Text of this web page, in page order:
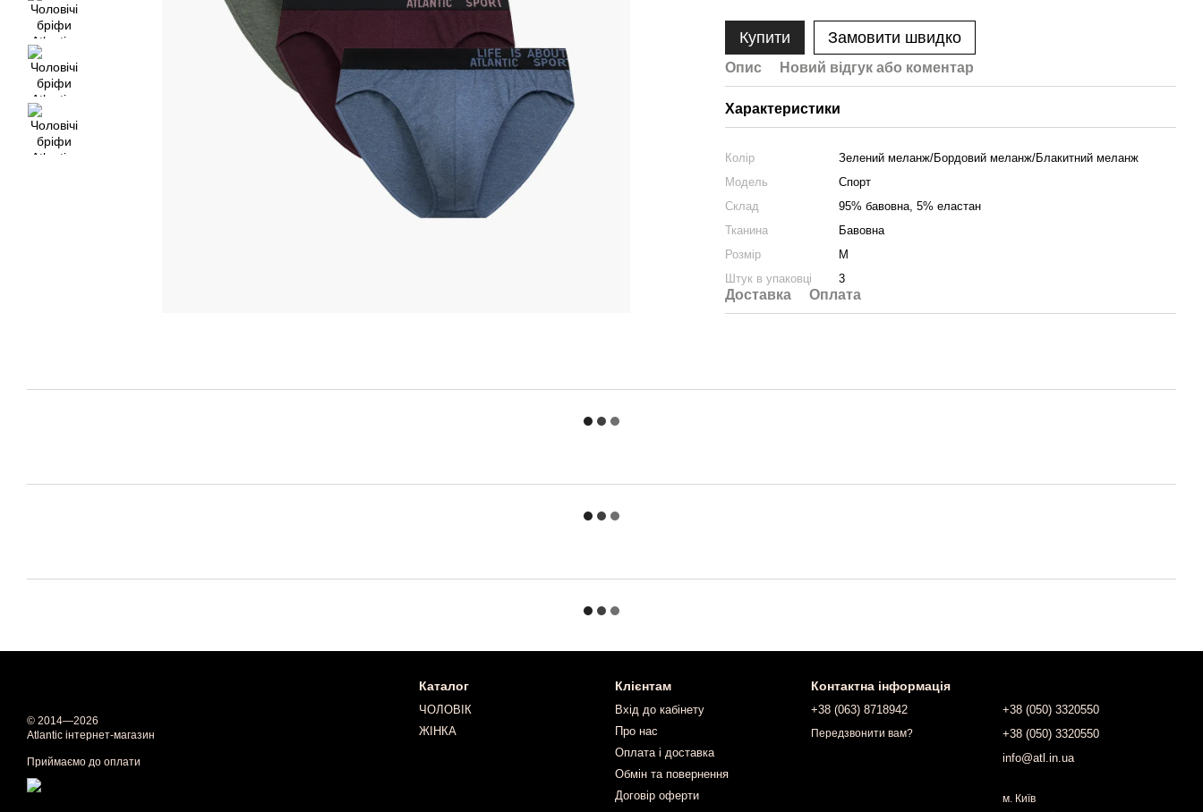
Купити Замовити швидко
Опис Новий відгук або коментар
Характеристики
Колір
Зелений меланж/Бордовий меланж/Блакитний меланж
Модель
Спорт
Склад
95% бавовна, 5% еластан
Тканина
Бавовна
Розмір
M
Штук в упаковці
3
Доставка Оплата
© 2014—2026
Atlantic інтернет-магазин
Приймаємо до оплати
Каталог
ЧОЛОВІК
ЖІНКА
Клієнтам
Вхід до кабінету
Про нас
Оплата і доставка
Обмін та повернення
Договір оферти
Контактна інформація
+38 (063) 8718942
Передзвонити вам?
+38 (050) 3320550
+38 (050) 3320550
info@atl.in.ua
м. Київ